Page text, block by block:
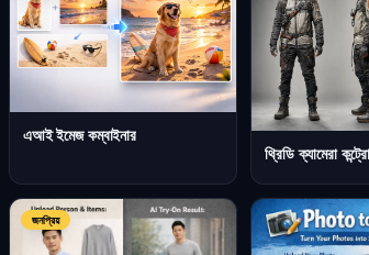
এআই ইমেজ কম্বাইনার
থ্রিডি ক্যামেরা
জনপ্রিয়